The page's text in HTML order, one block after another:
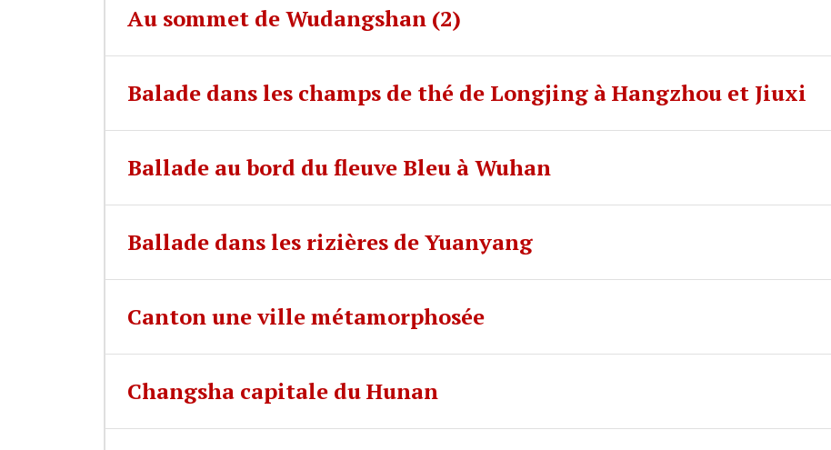
Au sommet de Wudangshan (2)
Balade dans les champs de thé de Longjing à Hangzhou et Jiuxi
Ballade au bord du fleuve Bleu à Wuhan
Ballade dans les rizières de Yuanyang
Canton une ville métamorphosée
Changsha capitale du Hunan